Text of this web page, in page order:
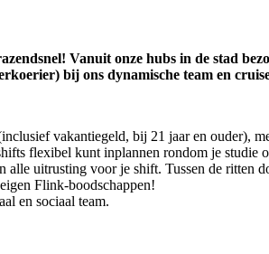
Vanuit onze hubs in de stad
bij ons dynamische team en
vakantiegeld, bij 21 jaar en ouder),
flexibel kunt inplannen rondom je studie
alle uitrusting voor je shift. Tussen de
Flink-boodschappen!
en sociaal team.